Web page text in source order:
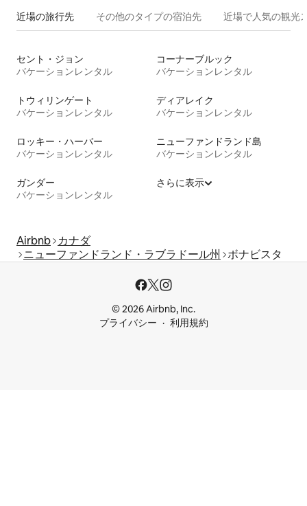
近場の旅行先 その他のタ⁠イ⁠プ⁠の宿⁠泊⁠先 近場で人気の観光
セント・ジョン
バケーションレンタル
コーナーブルック
バケーションレンタル
トウィリンゲート
バケーションレンタル
ディアレイク
バケーションレンタル
ロッキー・ハーバー
バケーションレンタル
ニューファンドランド島
バケーションレンタル
ガンダー
バケーションレンタル
さらに表示
Airbnb カナダ
ニューファンドランド・ラブラドール州
ボナビスタ
© 2026 Airbnb, Inc.
プライバシー
利用規約